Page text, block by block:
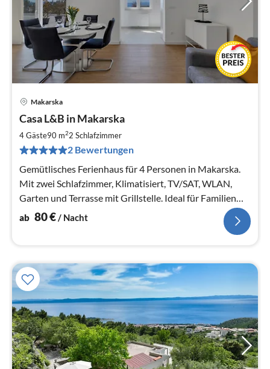
Makarska
Casa L&B in Makarska
4 Gäste90 m22 Schlafzimmer
2 Bewertungen
Gemütlisches Ferienhaus für 4 Personen in Makarska.
Mit zwei Schlafzimmer, Klimatisiert, TV/SAT, WLAN,
Garten und Terrasse mit Grillstelle. Ideal für Familien
mit Kindern.
ab 80€/ Nacht